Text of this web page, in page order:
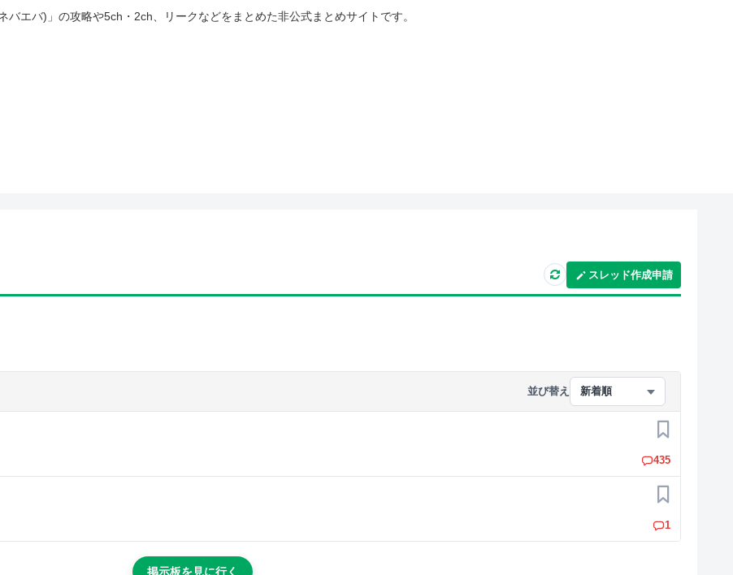
ネバエバ)」の攻略や5ch・2ch、リークなどをまとめた非公式まとめサイトです。
スレッド作成申請
並び替え 新着順
お気に入り
435
お気に入り
1
掲示板を見に行く